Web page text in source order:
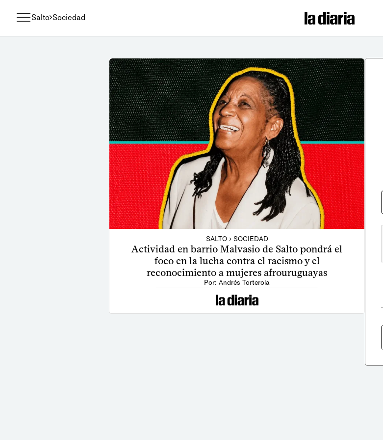
Salto Sociedad
SALTO › SOCIEDAD
Actividad en barrio Malvasio de Salto pondrá el
foco en la lucha contra el racismo y el
reconocimiento a mujeres afrouruguayas
Por: Andrés Torterola